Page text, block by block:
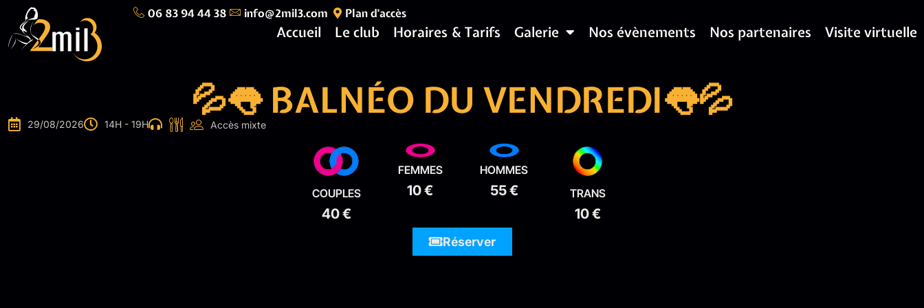
06 83 94 44 38 info@2mil3.com Plan d'accès
Accueil Le club Horaires & Tarifs Galerie Nos évènements Nos partenaires Visite virtuelle
💦👅 BALNÉO DU VENDREDI👅💦
29/08/2026 14H - 19H Accès mixte
COUPLES
40 €
FEMMES
10 €
HOMMES
55 € TRANS
10 €
Réserver